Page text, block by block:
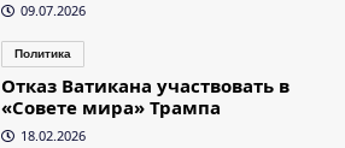
09.07.2026
Политика
Отказ Ватикана участвовать в
«Совете мира» Трампа
18.02.2026